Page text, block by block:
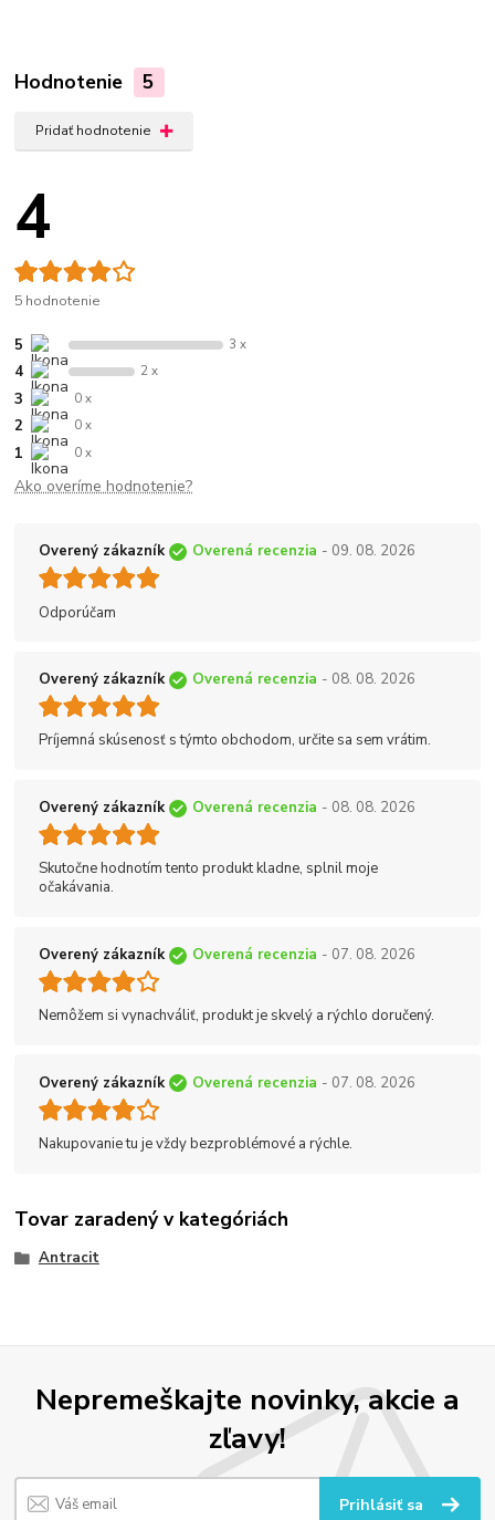
Hodnotenie 5
Pridať hodnotenie
4
5 hodnotenie
5 3 x
4 2 x
3 0 x
2 0 x
1 0 x
Ako overíme hodnotenie?
Overený zákazník Overená recenzia - 09. 08. 2026
Odporúčam
Overený zákazník Overená recenzia - 08. 08. 2026
Príjemná skúsenosť s týmto obchodom, určite sa sem vrátim.
Overený zákazník Overená recenzia - 08. 08. 2026
Skutočne hodnotím tento produkt kladne, splnil moje
očakávania.
Overený zákazník Overená recenzia - 07. 08. 2026
Nemôžem si vynachváliť, produkt je skvelý a rýchlo doručený.
Overený zákazník Overená recenzia - 07. 08. 2026
Nakupovanie tu je vždy bezproblémové a rýchle.
Tovar zaradený v kategóriách
Antracit
Nepremeškajte novinky, akcie a
zľavy!
Prihlásiť sa